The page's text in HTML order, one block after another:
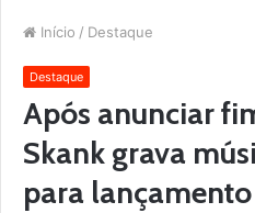
Início / Destaque
Destaque
Após anunciar
Skank grava
para